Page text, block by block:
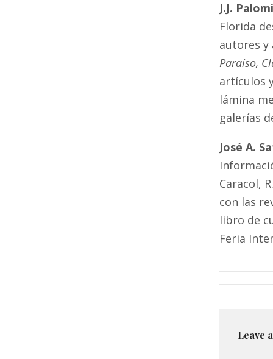
J.J.
Florida
autores y
Paraíso,
artículos
lámina
galerías
José A.
Caracol,
con las
libro de
Feria
Leave